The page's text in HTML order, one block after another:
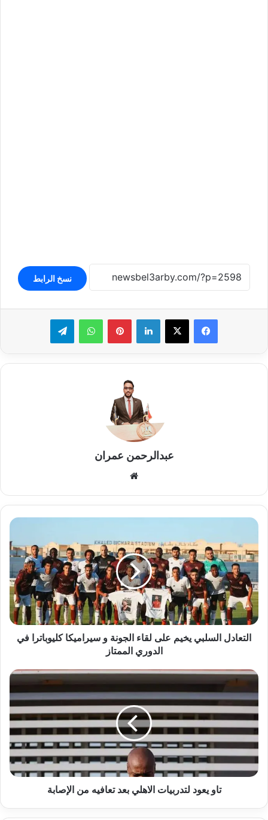
نسخ الرابط
لينكدإن بينتيريستواتساب تيلقرام
عبدالرحمن عمران
التعادل
يخيم
على
لقاء
الجونة
و
سيراميكا
كليوباترا
فيالتعادل السلبي يخيم على لقاء الجونة و سيراميكا كليوباترا في
الدوري الممتاز
تاو
لتدربيات
الاهلي
بعد
تعافيه
من
الإصابة
تاو يعود لتدربيات الاهلي بعد تعافيه من الإصابة